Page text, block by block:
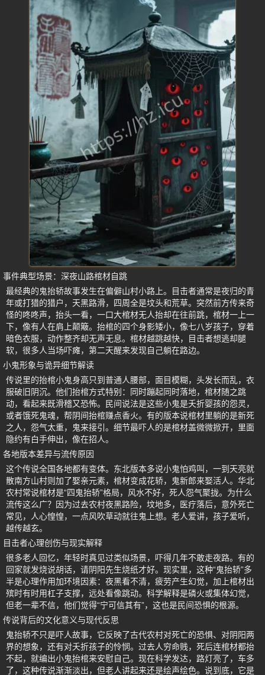
事件典型场景：深夜山路棺材自跳
最经典的鬼抬轿故事发生在偏僻山村小路上。目击者通常是夜归的青
年或打猎的猎户，天黑路滑，四周全是坟头和荒草。突然前方传来奇
怪的咚咚声，抬头一看，一口大棺材无人抬却在往前跳，棺材一上一
下，像有人在肩上颠簸。抬棺的四个身影矮小，像七八岁孩子，穿着
暗色衣服，动作整齐却无声无息。棺材越跳越快，目击者想逃却腿
软，很多人当场吓瘫，第二天醒来发现自己躺在路边。
小鬼形象与诡异细节解读
传说里的抬棺小鬼身高只到普通人腰部，面目模糊，头发长而乱，衣
服破旧阴沉。他们抬棺方式特别：同时蹦起同时落地，棺材随之跳
动，看起来既滑稽又恐怖。民间说法是这些小鬼是夭折婴孩的怨灵，
或者饿死鬼魂，帮阴间抬棺赚点香火。有的版本说棺材里躺的是新死
之人，怨气太重，鬼来接引。细节最吓人的是棺材盖微微掀开，里面
隐约有白手伸出，像在招人。
各地版本差异与流传原因
这个传说全国各地都有变体。东北版本多说小鬼怕鸡叫，一到天亮就
散南方山村则加了娶亲元素，棺材变成花轿，鬼新郎来娶活人。华北
农村常说棺材是“四鬼抬轿”格局，风水不好，死人怨气聚拢。为什么
流传这么广？因为过去农村夜黑路险，坟地多，医疗落后，意外死亡
常见，人心惶惶，一点风吹草动就往鬼上想。老人爱讲，孩子爱听，
越传越玄。
目击者心理创伤与现实解释
很多老人回忆，年轻时真见过类似场景，吓得几年不敢走夜路。有的
回家就发烧说胡话，请阴阳先生烧纸才好。现实里，这种“鬼抬轿”多
半是心理作用加环境因素：夜黑看不清，疲劳产生幻觉，加上棺材出
殡时有时用杠子支撑，远处看像跳动。科学解释是磷火或集体幻觉，
但老一辈不信，他们觉得“宁可信其有”，这也是民间恐惧的根源。
传说背后的文化意义与现代反思
鬼抬轿不只是吓人故事，它反映了古代农村对死亡的恐惧、对阴阳两
界的想象，还有对夭折孩子的怜悯。过去人穷命贱，死后连棺材都抬
不起，就编出小鬼抬棺来安慰自己。现在科学发达，路灯亮了，车多
了，这种传说渐渐淡出，但老人讲起来还是绘声绘色。说到底，它是